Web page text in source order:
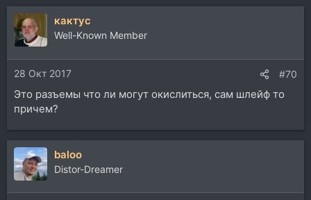
кактус
Well-Known Member
28 Окт 2017 #70
Это разъемы что ли могут окислиться, сам шлейф то
причем?
baloo
Distor-Dreamer